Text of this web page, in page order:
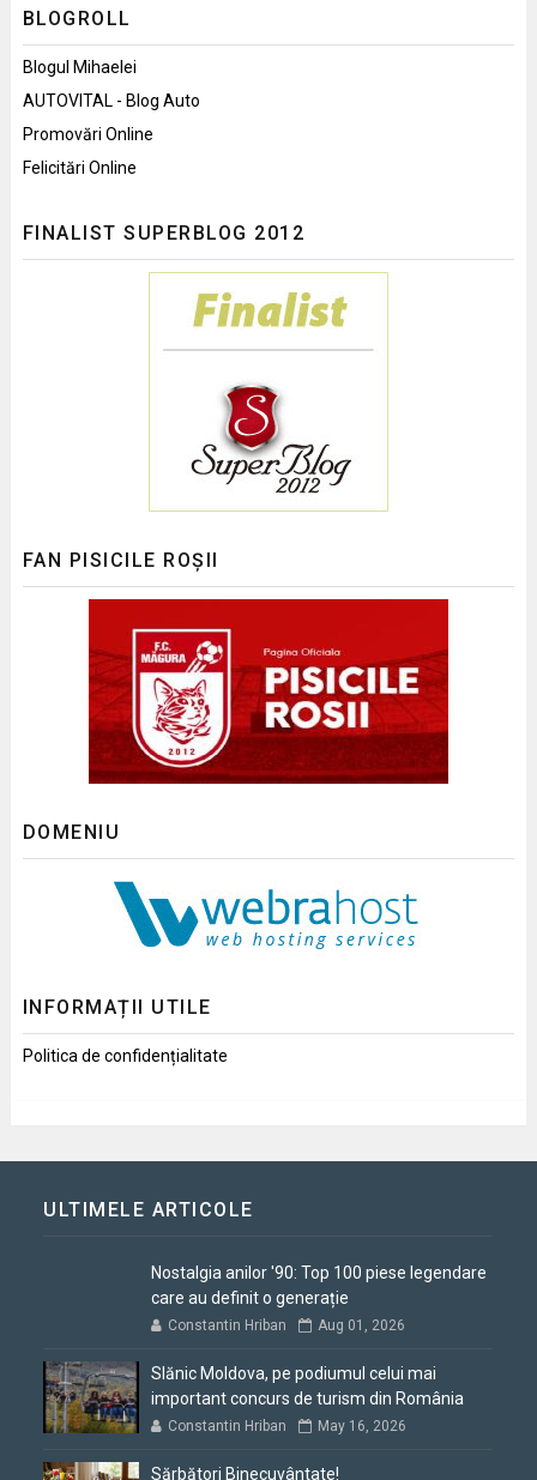
BLOGROLL
Blogul Mihaelei
AUTOVITAL - Blog Auto
Promovări Online
Felicitări Online
FINALIST SUPERBLOG 2012
FAN PISICILE ROȘII
DOMENIU
INFORMAȚII UTILE
Politica de confidențialitate
ULTIMELE ARTICOLE
Nostalgia anilor '90: Top 100 piese legendare
care au definit o generație
Constantin Hriban Aug 01, 2026
Slănic Moldova, pe podiumul celui mai
important concurs de turism din România
Constantin Hriban May 16, 2026
Sărbători Binecuvântate!